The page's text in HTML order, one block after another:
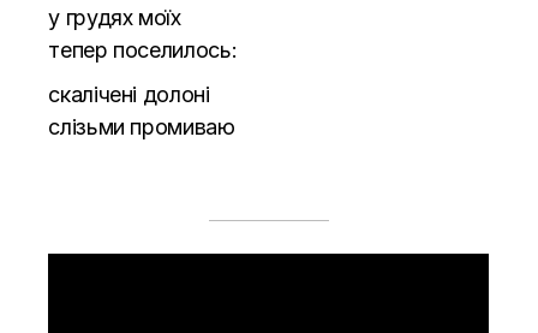
у грудях моїх
тепер поселилось:
скалічені долоні
слізьми промиваю